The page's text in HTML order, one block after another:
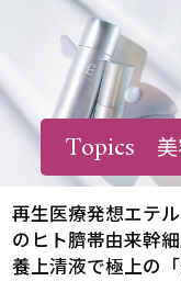
再生医療発想エテ
のヒト臍帯由来幹
養上清液で極上の
Topics